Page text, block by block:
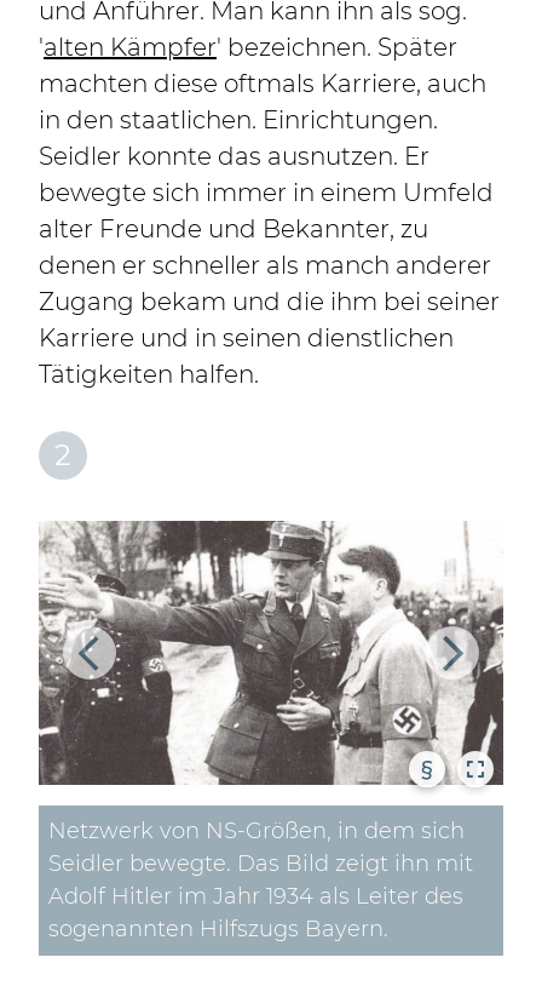
und Anführer. Man kann ihn als sog.
'alten Kämpfer' bezeichnen. Später
machten diese oftmals Karriere, auch
in den staatlichen. Einrichtungen.
Seidler konnte das ausnutzen. Er
bewegte sich immer in einem Umfeld
alter Freunde und Bekannter, zu
denen er schneller als manch anderer
Zugang bekam und die ihm bei seiner
Karriere und in seinen dienstlichen
Tätigkeiten halfen.
2
§
Netzwerk von NS-Größen, in dem sich
Seidler bewegte. Das Bild zeigt ihn mit
Adolf Hitler im Jahr 1934 als Leiter des
sogenannten Hilfszugs Bayern.